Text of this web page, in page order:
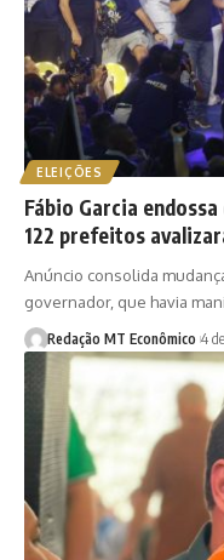
ELEIÇÕES
Fábio Garcia
122 prefeitos
Anúncio consolida
governador, que havia
Redação MT Econômico 4